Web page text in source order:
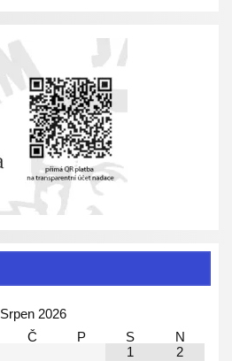
Srpen 2026
Č P S
N
1
2